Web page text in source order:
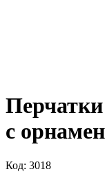
с
Код: 3018